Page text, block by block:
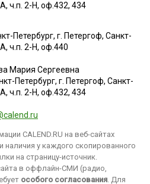
ч.п. 2-Н, оф.432, 434
Петербург, г. Петергоф, Санкт-
ч.п. 2-Н, оф.440
Мария Сергеевна
Петербург, г. Петергоф, Санкт-
ч.п. 2-Н, оф.432, 434
CALEND.RU на веб-сайтах
у каждого скопированного
на страницу-источник.
в оффлайн-СМИ (радио,
особого согласования. Для